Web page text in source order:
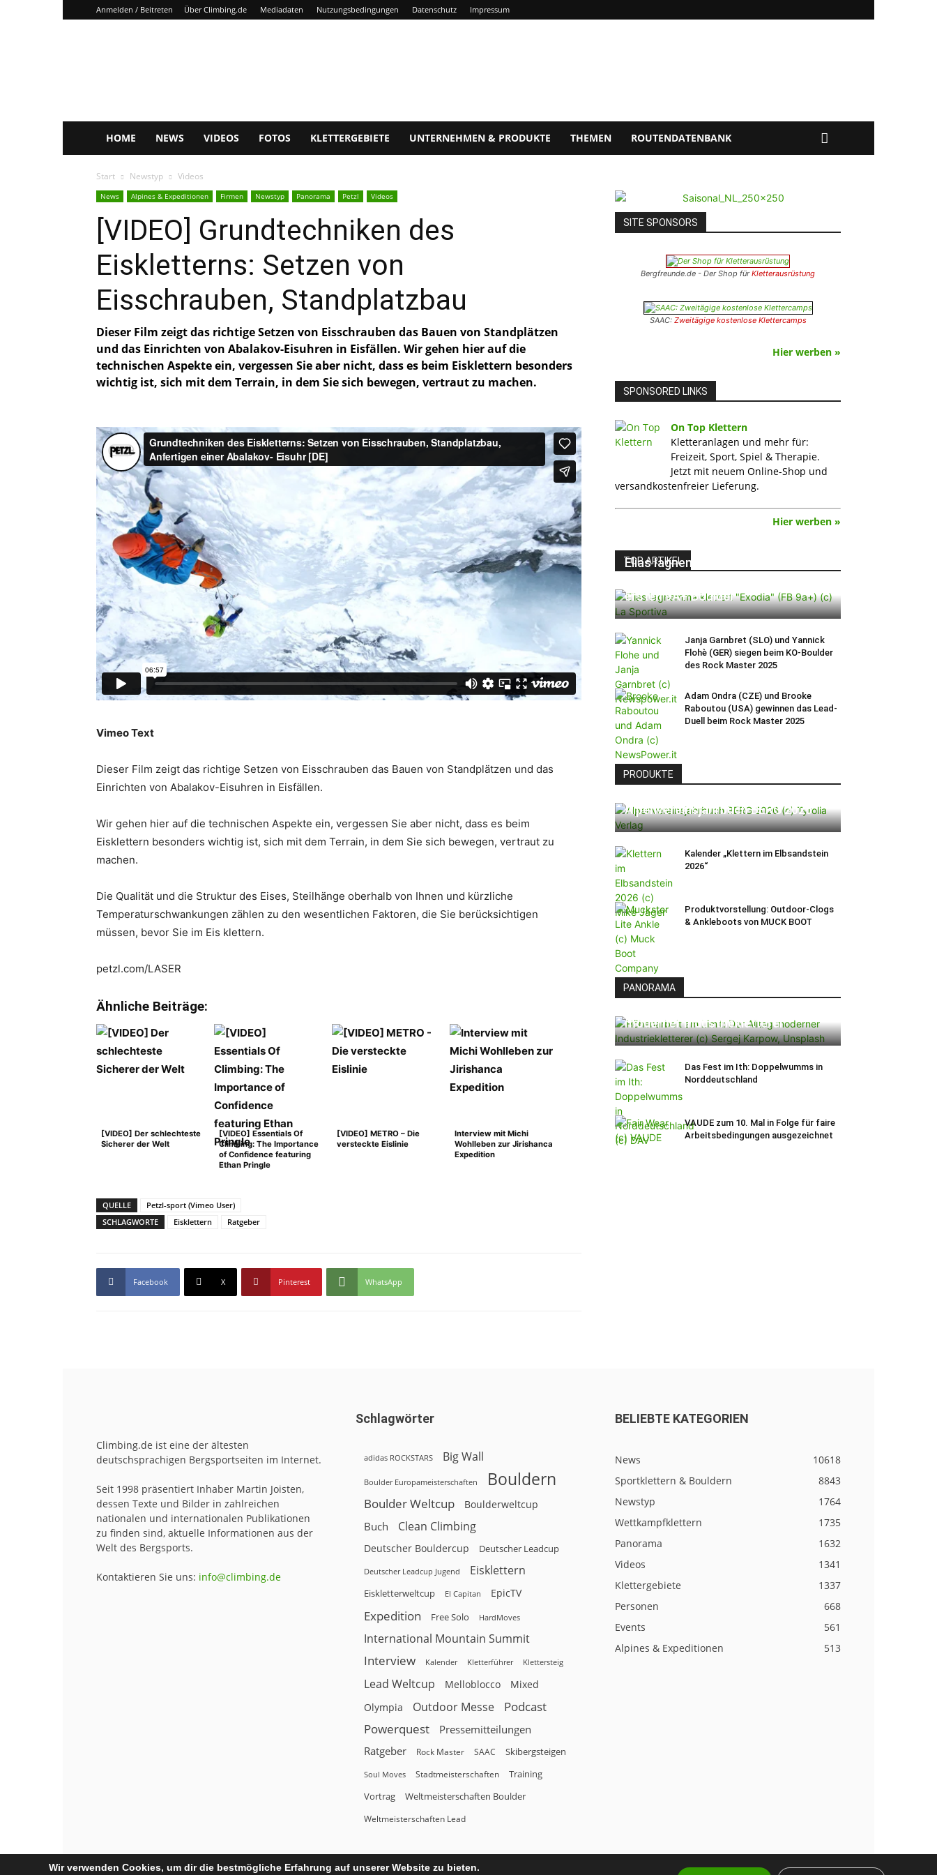
Anmelden / Beitreten Über Climbing.de Mediadaten Nutzungsbedingungen Datenschutz Impressum
HOME NEWS VIDEOS FOTOS KLETTERGEBIETE UNTERNEHMEN & PRODUKTE THEMEN ROUTENDATENBANK
Start Newstyp Videos
News Alpines & Expeditionen Firmen Newstyp Panorama Petzl Videos
[VIDEO] Grundtechniken des
Eiskletterns: Setzen von
Eisschrauben, Standplatzbau
Dieser Film zeigt das richtige Setzen von Eisschrauben das Bauen von Standplätzen
und das Einrichten von Abalakov-Eisuhren in Eisfällen. Wir gehen hier auf die
technischen Aspekte ein, vergessen Sie aber nicht, dass es beim Eisklettern besonders
wichtig ist, sich mit dem Terrain, in dem Sie sich bewegen, vertraut zu machen.
Vimeo Text
Dieser Film zeigt das richtige Setzen von Eisschrauben das Bauen von Standplätzen und das
Einrichten von Abalakov-Eisuhren in Eisfällen.
Wir gehen hier auf die technischen Aspekte ein, vergessen Sie aber nicht, dass es beim
Eisklettern besonders wichtig ist, sich mit dem Terrain, in dem Sie sich bewegen, vertraut zu
machen.
Die Qualität und die Struktur des Eises, Steilhänge oberhalb von Ihnen und kürzliche
Temperaturschwankungen zählen zu den wesentlichen Faktoren, die Sie berücksichtigen
müssen, bevor Sie im Eis klettern.
petzl.com/LASER
Ähnliche Beiträge:
[VIDEO] Der schlechteste
Sicherer der Welt
[VIDEO] Essentials Of
Climbing: The Importance
of Confidence featuring
Ethan Pringle
[VIDEO] METRO – Die
versteckte Eislinie
Interview mit Michi
Wohlleben zur Jirishanca
Expedition
QUELLE
Petzl-sport (Vimeo User)
SCHLAGWORTE
Eisklettern Ratgeber
Facebook X Pinterest WhatsApp
SITE SPONSORS
Bergfreunde.de - Der Shop fürKletterausrüstung
SAAC: Zweitägige kostenlose Klettercamps
Hier werben »
SPONSORED LINKS
On Top Klettern
Kletteranlagen und mehr für:
Freizeit, Sport, Spiel & Therapie.
Jetzt mit neuem Online-Shop und
versandkostenfreier Lieferung.
Hier werben »
TOP ARTIKEL
Elias Iagnemma klettert „Exodia“:
ersten 9A+ Boulder
Janja Garnbret (SLO) und Yannick
Flohè (GER) siegen beim KO-Boulder
des Rock Master 2025
Adam Ondra (CZE) und Brooke
Raboutou (USA) gewinnen das Lead-
Duell beim Rock Master 2025
PRODUKTE
Alpenvereinsjahrbuch BERG 2026
Kalender „Klettern im Elbsandstein
2026“
Produktvorstellung: Outdoor-Clogs
& Ankleboots von MUCK BOOT
PANORAMA
moderner Industriekletterer
Das Fest im Ith: Doppelwumms in
Norddeutschland
VAUDE zum 10. Mal in Folge für faire
Arbeitsbedingungen ausgezeichnet
Climbing.de ist eine der ältesten
deutschsprachigen Bergsportseiten im Internet.
Seit 1998 präsentiert Inhaber Martin Joisten,
dessen Texte und Bilder in zahlreichen
nationalen und internationalen Publikationen
zu finden sind, aktuelle Informationen aus der
Welt des Bergsports.
Kontaktieren Sie uns: info@climbing.de
Schlagwörter
adidas ROCKSTARS Big Wall
Boulder Europameisterschaften Bouldern
Boulder Weltcup Boulderweltcup
Buch Clean Climbing
Deutscher Bouldercup Deutscher Leadcup
Deutscher Leadcup Jugend Eisklettern
Eiskletterweltcup El Capitan EpicTV
Expedition Free Solo HardMoves
International Mountain Summit
Interview Kalender Kletterführer Klettersteig
Lead Weltcup Melloblocco Mixed
Olympia Outdoor Messe
Podcast
Powerquest
Pressemitteilungen
Ratgeber Rock Master SAAC Skibergsteigen
Soul Moves Stadtmeisterschaften
Training
Vortrag
Weltmeisterschaften Boulder
Weltmeisterschaften Lead
BELIEBTE KATEGORIEN
News
10618
Sportklettern & Bouldern
8843
Newstyp
1764
Wettkampfklettern
1735
Panorama
1632
Videos
1341
Klettergebiete
1337
Personen
668
Events
561
Alpines & Expeditionen
513
Wir verwenden Cookies, um dir die bestmögliche Erfahrung auf unserer Website zu bieten.